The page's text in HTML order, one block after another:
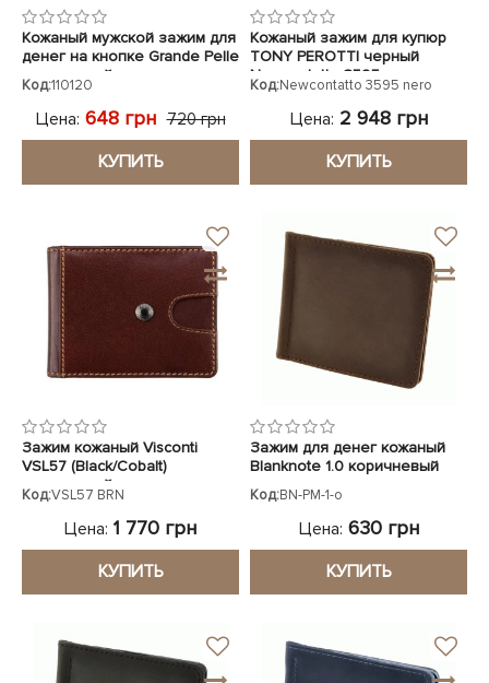
Кожаный мужской зажим для
денег на кнопке Grande Pelle
коричневый
Код:110120
Цена: 648 грн 720 грн
КУПИТЬ
Кожаный зажим для купюр
TONY PEROTTI черный
Newcontatto 3595 nero
Код:Newcontatto 3595 nero
Цена: 2 948 грн
КУПИТЬ
Зажим кожаный Visconti
VSL57 (Black/Cobalt)
коричневый
Код:VSL57 BRN
Цена: 1 770 грн
КУПИТЬ
Зажим для денег кожаный
Blanknote 1.0 коричневый
Код:BN-PM-1-o
Цена: 630 грн
КУПИТЬ